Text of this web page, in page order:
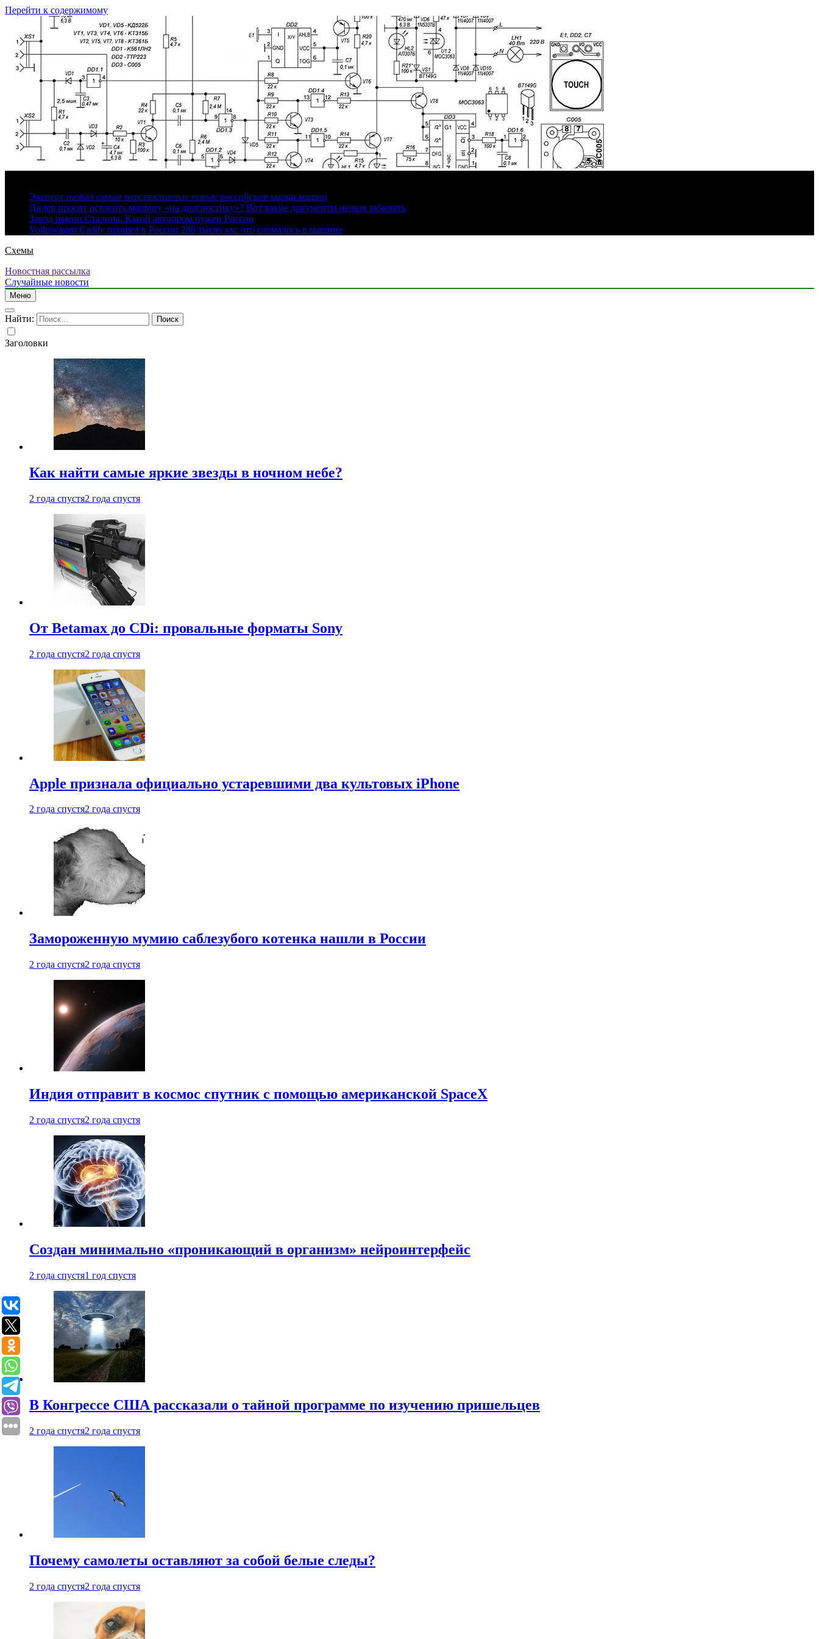
Перейти к содержимому
Эксперт назвал самые перспективные новые российские марки машин
Дилер просит оставить машину «на диагностику»? Вот какие документы нельзя забывать
Завод имени Сталина. Какой автопром нужен России
Volkswagen Caddy прошел в России 280 тысяч км: что сломалось в машине
Схемы
Новостная рассылка
Случайные новости
Меню
Найти:
Заголовки
Как найти самые яркие звезды в ночном небе?
2 года спустя2 года спустя
От Betamax до CDi: провальные форматы Sony
2 года спустя2 года спустя
Apple признала официально устаревшими два культовых iPhone
2 года спустя2 года спустя
Замороженную мумию саблезубого котенка нашли в России
2 года спустя2 года спустя
Индия отправит в космос спутник с помощью американской SpaceX
2 года спустя2 года спустя
Создан минимально «проникающий в организм» нейроинтерфейс
2 года спустя1 год спустя
В Конгрессе США рассказали о тайной программе по изучению пришельцев
2 года спустя2 года спустя
Почему самолеты оставляют за собой белые следы?
2 года спустя2 года спустя